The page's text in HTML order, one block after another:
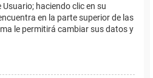
haciendo clic en su
en la parte superior de las
le permitirá cambiar sus datos y